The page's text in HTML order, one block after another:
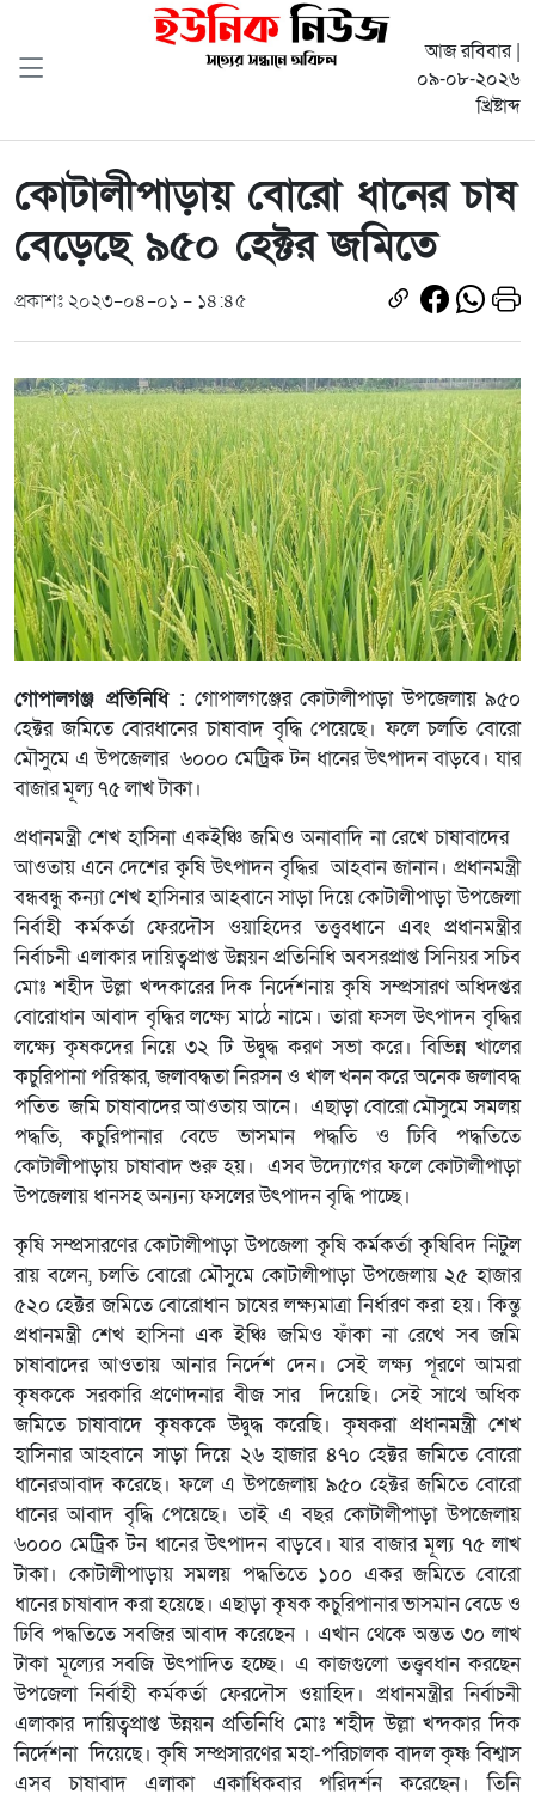
আজ রবিবার |
০৯-০৮-২০২৬
খ্রিষ্টাব্দ
কোটালীপাড়ায় বোরো ধানের চাষ
বেড়েছে ৯৫০ হেক্টর জমিতে
প্রকাশঃ ২০২৩-০৪-০১ - ১৪:৪৫
গোপালগঞ্জ প্রতিনিধি : গোপালগঞ্জের কোটালীপাড়া উপজেলায় ৯৫০
হেক্টর জমিতে বোরধানের চাষাবাদ বৃদ্ধি পেয়েছে। ফলে চলতি বোরো
মৌসুমে এ উপজেলার ৬০০০ মেট্রিক টন ধানের উৎপাদন বাড়বে। যার
বাজার মূল্য ৭৫ লাখ টাকা।
প্রধানমন্ত্রী শেখ হাসিনা একইঞ্চি জমিও অনাবাদি না রেখে চাষাবাদের
আওতায় এনে দেশের কৃষি উৎপাদন বৃদ্ধির আহবান জানান। প্রধানমন্ত্রী
বন্ধবন্ধু কন্যা শেখ হাসিনার আহবানে সাড়া দিয়ে কোটালীপাড়া উপজেলা
নির্বাহী কর্মকর্তা ফেরদৌস ওয়াহিদের তত্ত্ববধানে এবং প্রধানমন্ত্রীর
নির্বাচনী এলাকার দায়িত্বপ্রাপ্ত উন্নয়ন প্রতিনিধি অবসরপ্রাপ্ত সিনিয়র সচিব
মোঃ শহীদ উল্লা খন্দকারের দিক নির্দেশনায় কৃষি সম্প্রসারণ অধিদপ্তর
বোরোধান আবাদ বৃদ্ধির লক্ষ্যে মাঠে নামে। তারা ফসল উৎপাদন বৃদ্ধির
লক্ষ্যে কৃষকদের নিয়ে ৩২ টি উদ্বুদ্ধ করণ সভা করে। বিভিন্ন খালের
কচুরিপানা পরিস্কার, জলাবদ্ধতা নিরসন ও খাল খনন করে অনেক জলাবদ্ধ
পতিত জমি চাষাবাদের আওতায় আনে। এছাড়া বোরো মৌসুমে সমলয়
পদ্ধতি, কচুরিপানার বেডে ভাসমান পদ্ধতি ও ঢিবি পদ্ধতিতে
কোটালীপাড়ায় চাষাবাদ শুরু হয়। এসব উদ্যোগের ফলে কোটালীপাড়া
উপজেলায় ধানসহ অন্যন্য ফসলের উৎপাদন বৃদ্ধি পাচ্ছে।
কৃষি সম্প্রসারণের কোটালীপাড়া উপজেলা কৃষি কর্মকর্তা কৃষিবিদ নিটুল
রায় বলেন, চলতি বোরো মৌসুমে কোটালীপাড়া উপজেলায় ২৫ হাজার
৫২০ হেক্টর জমিতে বোরোধান চাষের লক্ষ্যমাত্রা নির্ধারণ করা হয়। কিন্তু
প্রধানমন্ত্রী শেখ হাসিনা এক ইঞ্চি জমিও ফাঁকা না রেখে সব জমি
চাষাবাদের আওতায় আনার নির্দেশ দেন। সেই লক্ষ্য পূরণে আমরা
কৃষককে সরকারি প্রণোদনার বীজ সার দিয়েছি। সেই সাথে অধিক
জমিতে চাষাবাদে কৃষককে উদ্বুদ্ধ করেছি। কৃষকরা প্রধানমন্ত্রী শেখ
হাসিনার আহবানে সাড়া দিয়ে ২৬ হাজার ৪৭০ হেক্টর জমিতে বোরো
ধানেরআবাদ করেছে। ফলে এ উপজেলায় ৯৫০ হেক্টর জমিতে বোরো
ধানের আবাদ বৃদ্ধি পেয়েছে। তাই এ বছর কোটালীপাড়া উপজেলায়
৬০০০ মেট্রিক টন ধানের উৎপাদন বাড়বে। যার বাজার মূল্য ৭৫ লাখ
টাকা। কোটালীপাড়ায় সমলয় পদ্ধতিতে ১০০ একর জমিতে বোরো
ধানের চাষাবাদ করা হয়েছে। এছাড়া কৃষক কচুরিপানার ভাসমান বেডে ও
ঢিবি পদ্ধতিতে সবজির আবাদ করেছেন । এখান থেকে অন্তত ৩০ লাখ
টাকা মূল্যের সবজি উৎপাদিত হচ্ছে। এ কাজগুলো তত্ত্ববধান করছেন
উপজেলা নির্বাহী কর্মকর্তা ফেরদৌস ওয়াহিদ। প্রধানমন্ত্রীর নির্বাচনী
এলাকার দায়িত্বপ্রাপ্ত উন্নয়ন প্রতিনিধি মোঃ শহীদ উল্লা খন্দকার দিক
নির্দেশনা দিয়েছে। কৃষি সম্প্রসারণের মহা-পরিচালক বাদল কৃষ্ণ বিশ্বাস
এসব চাষাবাদ এলাকা একাধিকবার পরিদর্শন করেছেন। তিনি